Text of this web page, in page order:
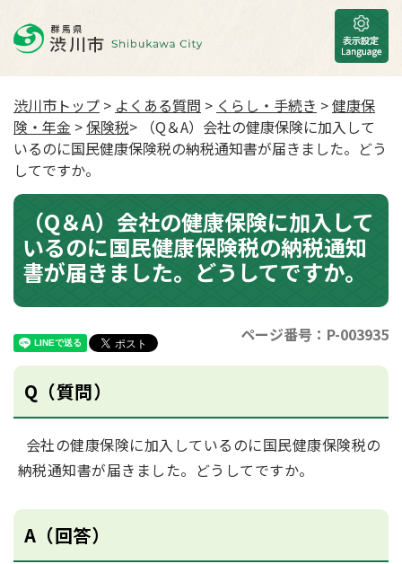
渋川市トップ > よくある質問 > くらし・手続き >健康保
険・年金 >保険税> （Q＆A）会社の健康保険に加入して
いるのに国民健康保険税の納税通知書が届きました。どう
してですか。
（Q＆A）会社の健康保険に加入して
いるのに国民健康保険税の納税通知
書が届きました。どうしてですか。
ページ番号：P-003935
Q（質問）
会社の健康保険に加入しているのに国民健康保険税の
納税通知書が届きました。どうしてですか。
A（回答）